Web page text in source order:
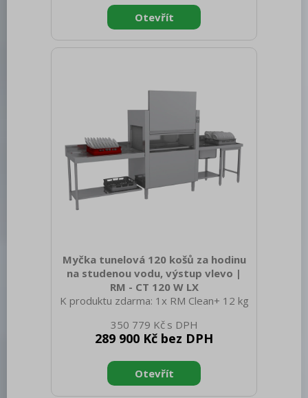
1110 Hmotnost brutto [kg]: 118.00 Typ
spotřebiče: Elektrické zařízení
Konstruční typ zařízení: S podestavbou
zařízení: Nerezové Materiál: AISI 304
Kontrolky: chodu a nahřátí Typ v
Myčka tunelová 120 košů za hodinu
na studenou vodu, výstup vlevo |
RM - CT 120 W LX
K produktu zdarma: 1x RM Clean+ 12 kg
(00012273) Sap kód: 00013727 Šířka
netto [mm]: 1150 Hloubka netto [mm]:
netto [kg]: 176.00 Šířka brutto [mm]:
1280 Hloubka brutto [mm]: 920 Výška
350 779 Kč
289 900 Kč bez DPH